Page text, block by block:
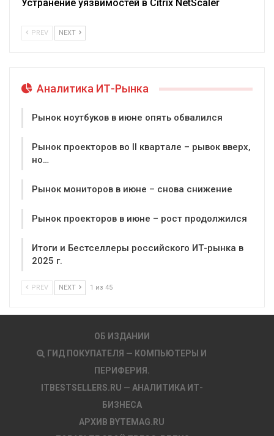
Устранение уязвимостей в Citrix NetScaler
PREV NEXT
Аналитика ИТ-Рынка
Рынок ноутбуков в июне опять обвалился
Рынок проекторов во II квартале – рывок вверх,
но…
Рынок мониторов в июне – снова снижение
Рынок проекторов в июне – рост продолжился
Итоги и Бестселлеры российского ИТ-рынка в
2025 г.
PREV NEXT 1 из 45
ОБ ИЗДАНИИ
ГИД ПОКУПАТЕЛЯ — КОМПЬЮТЕРЫ И
ПЕРИФЕРИЯ.
ITBESTSELLERS.RU — АНАЛИТИКА ИТ-
БИЗНЕСА
АРХИВ BYTEMAG.RU